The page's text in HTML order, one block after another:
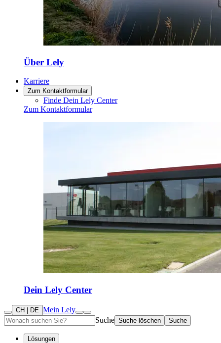
Über Lely
Karriere
Zum Kontaktformular
Finde Dein Lely Center
Zum Kontaktformular
Dein Lely Center
CH | DE Mein Lely
Suche Suche löschen Suche
Lösungen